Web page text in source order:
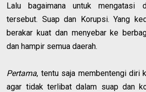
Lalu bagaimana untuk mengatasi
tersebut. Suap dan Korupsi. Yang
berakar kuat dan menyebar ke
dan hampir semua daerah.
Pertama, tentu saja membentengi diri
agar tidak terlibat dalam suap dan